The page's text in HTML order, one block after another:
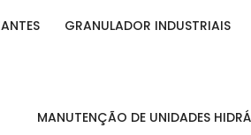
GRANULADOR INDUSTRIAIS
MANUTENÇÃO DE UNIDADES